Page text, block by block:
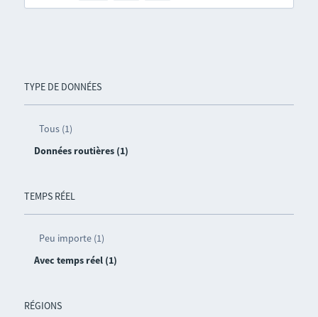
TYPE DE DONNÉES
Tous (1)
Données routières (1)
TEMPS RÉEL
Peu importe (1)
Avec temps réel (1)
RÉGIONS